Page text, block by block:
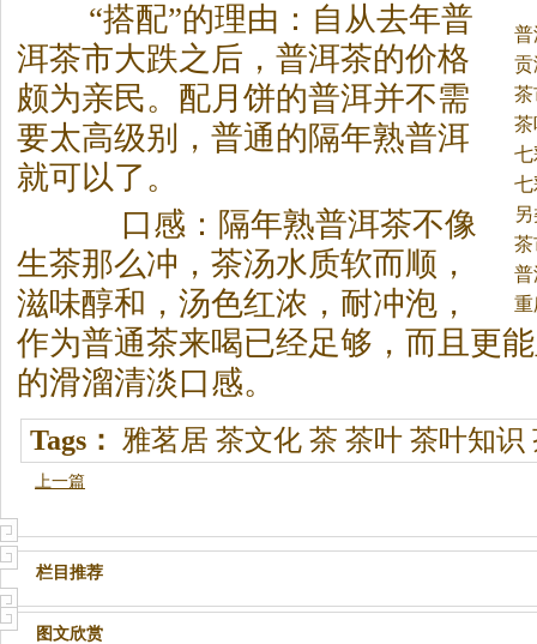
陆
茶
普
“搭配”的理由：自从去年普
洱茶市大跌之后， 普洱茶的价格
颇为亲民。 配月饼的普洱并不需
要太高级别，普通的隔年熟普洱
就可以了。
口感：隔年熟普洱茶不像
生茶那么冲，茶汤水质软而顺，
滋味醇和，汤色红浓，耐冲泡，
作为普通茶来喝已经足够，而且更
的滑溜清淡口感。
Tags： 雅茗居 茶文化 茶 茶叶 茶叶知识
上一篇
栏目推荐
图文欣赏